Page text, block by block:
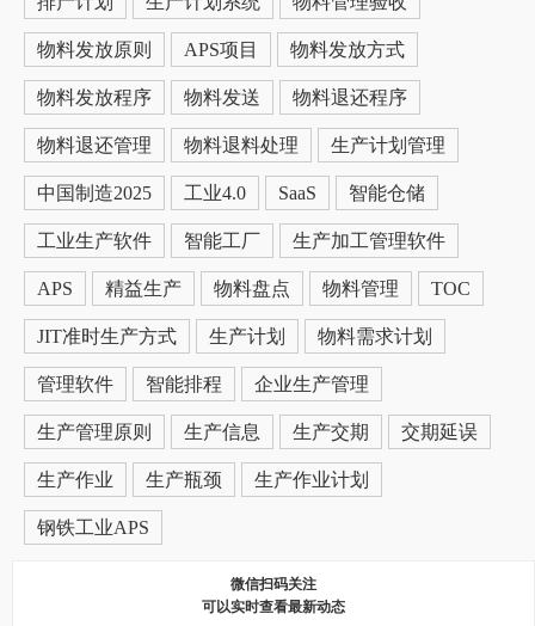
物料发放原则 APS项目 物料发放方式
物料发放程序 物料发送 物料退还程序
物料退还管理 物料退料处理 生产计划管理
中国制造2025 工业4.0 SaaS 智能仓储
工业生产软件 智能工厂 生产加工管理软件
APS 精益生产 物料盘点 物料管理 TOC
JIT准时生产方式 生产计划 物料需求计划
管理软件 智能排程 企业生产管理
生产管理原则 生产信息 生产交期 交期延误
生产作业 生产瓶颈 生产作业计划
钢铁工业APS
微信扫码关注
可以实时查看最新动态